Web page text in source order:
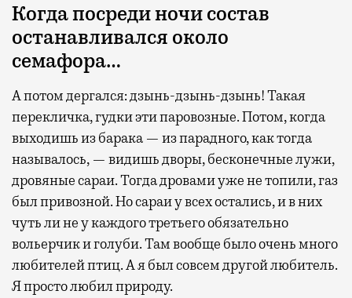
Бизнес-зал становится местом, где можно
провести переговоры, поработать или просто
выпить кофе, наблюдая сквозь панорамные
самолеты. В Москве нет недостатка
в лаунжах. В аэропортах их обычно
несколько — в разных зонах воздушных
гаваней. На некоторых вокзалах — тоже.
Лаунжи доступны на Ленинградском,
Павелецком, Казанском, Ярославском
и Курском вокзалах.Попасть в бизнес-залы
могут держатели карт Mir Supreme. Причем
не только в столице. Всего доступно более
1000 бизнес-залов по всему миру.
Когда посреди ночи состав
останавливался около
семафора…
А потом дергался: дзынь-дзынь-дзынь! Такая
перекличка, гудки эти паровозные. Потом, когда
выходишь из барака — из парадного, как тогда
называлось, — видишь дворы, бесконечные лужи,
дровяные сараи. Тогда дровами уже не топили, газ
был привозной. Но сараи у всех остались, и в них
чуть ли не у каждого третьего обязательно
вольерчик и голуби. Там вообще было очень много
любителей птиц. А я был совсем другой любитель.
Я просто любил природу.